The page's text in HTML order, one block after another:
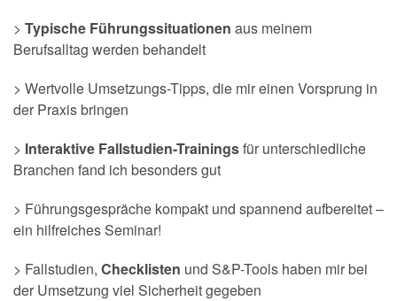
> Typische Führungssituationen aus meinem
Berufsalltag werden behandelt
> Wertvolle Umsetzungs-Tipps, die mir einen Vorsprung in
der Praxis bringen
> Interaktive Fallstudien-Trainingsfür unterschiedliche
Branchen fand ich besonders gut
> Führungsgespräche kompakt und spannend aufbereitet –
ein hilfreiches Seminar!
> Fallstudien, Checklisten und S&P-Tools haben mir bei
der Umsetzung viel Sicherheit gegeben